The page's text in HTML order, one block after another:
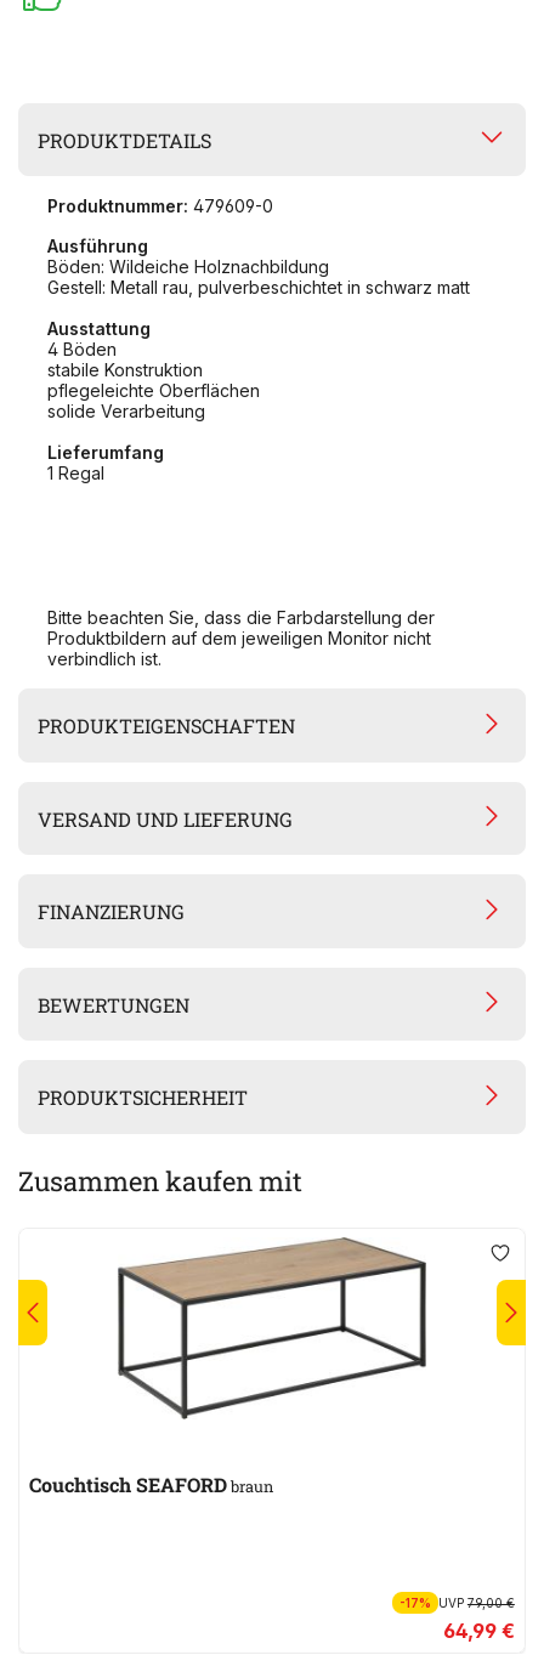
PRODUKTDETAILS
Produktnummer: 479609-0
Ausführung
Böden: Wildeiche Holznachbildung
Gestell: Metall rau, pulverbeschichtet in schwarz matt
Ausstattung
4 Böden
stabile Konstruktion
pflegeleichte Oberflächen
solide Verarbeitung
Lieferumfang
1 Regal
Bitte beachten Sie, dass die Farbdarstellung der
Produktbildern auf dem jeweiligen Monitor nicht
verbindlich ist.
PRODUKTEIGENSCHAFTEN
VERSAND UND LIEFERUNG
FINANZIERUNG
BEWERTUNGEN
PRODUKTSICHERHEIT
Zusammen kaufen mit
Couchtisch SEAFORDbraun
-17% UVP79,00 €
64,99 €